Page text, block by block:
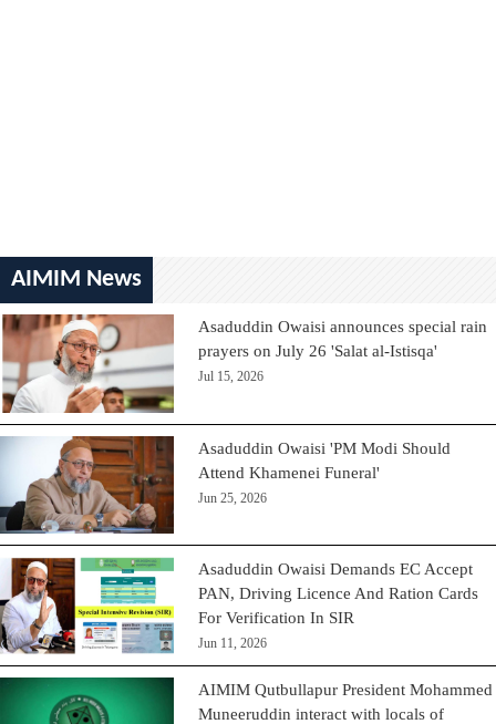
AIMIM News
Asaduddin Owaisi announces special rain
prayers on July 26 'Salat al-Istisqa'
Jul 15, 2026
Asaduddin Owaisi 'PM Modi Should
Attend Khamenei Funeral'
Jun 25, 2026
Asaduddin Owaisi Demands EC Accept
PAN, Driving Licence And Ration Cards
For Verification In SIR
Jun 11, 2026
AIMIM Qutbullapur President Mohammed
Muneeruddin interact with locals of